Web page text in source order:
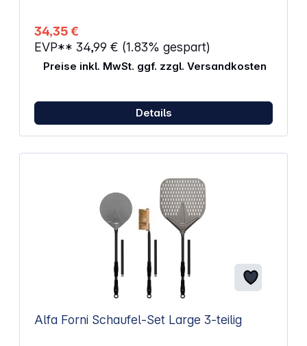
34,35 €
EVP** 34,99 € (1.83% gespart)
Preise inkl. MwSt. ggf. zzgl. Versandkosten
Details
Alfa Forni Schaufel-Set Large 3-teilig